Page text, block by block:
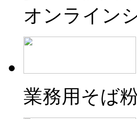
オンライン
業務用そば